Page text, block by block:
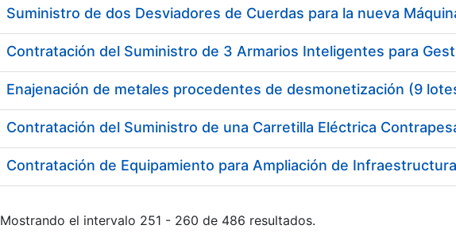
Contratación del Suministro de 3 Armarios Inteligentes para
Enajenación de metales procedentes de desmonetización (9
Contratación del Suministro de una Carretilla Eléctrica
Contratación de Equipamiento para Ampliación de
Mostrando el intervalo 251 - 260 de 486 resultados.